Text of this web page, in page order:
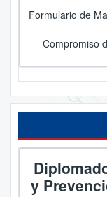
Formulario de
Compromiso
y